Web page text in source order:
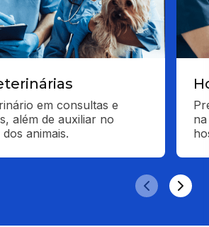
em consultas e
além de auxiliar no
animais.